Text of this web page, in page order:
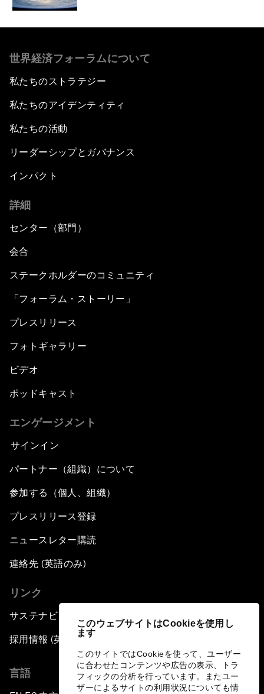
このウェブサイトはCookieを使用し
ます
このサイトではCookieを使って、ユーザー
に合わせたコンテンツや広告の表示、トラ
フィックの分析を行っています。またユー
ザーによるサイトの利用状況についても情
世界経済フォーラムについて
私たちのストラテジー
私たちのアイデンティティ
私たちの活動
リーダーシップとガバナンス
インパクト
詳細
センター（部門）
会合
ステークホルダーのコミュニティ
「フォーラム・ストーリー」
プレスリリース
フォトギャラリー
ビデオ
ポッドキャスト
エンゲージメント
サインイン
パートナー（組織）について
参加する（個人、組織）
プレスリリース登録
ニュースレター購読
連絡先 (英語のみ)
リンク
サステナビリティへの取り組み
採用情報 (英語のみ)
言語